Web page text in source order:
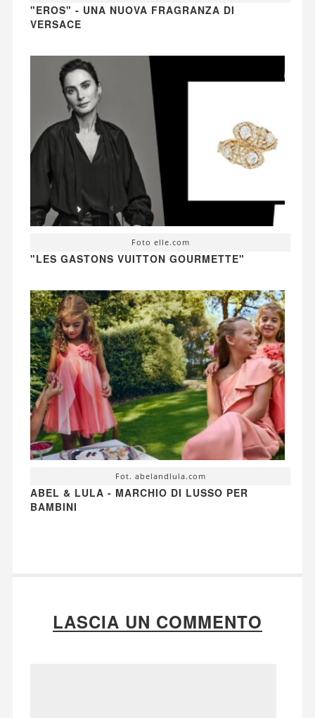
"EROS" - UNA NUOVA FRAGRANZA DI
VERSACE
Foto elle.com
"LES GASTONS VUITTON GOURMETTE"
Fot. abelandlula.com
ABEL & LULA - MARCHIO DI LUSSO PER
BAMBINI
LASCIA UN COMMENTO